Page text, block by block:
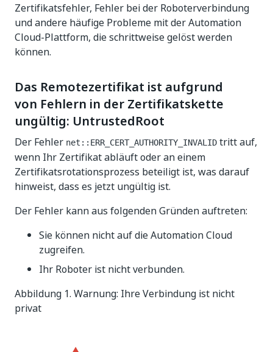
Zertifikatsfehler, Fehler bei der Roboterverbindung
und andere häufige Probleme mit der Automation
Cloud-Plattform, die schrittweise gelöst werden
können.
Das Remotezertifikat ist aufgrund
von Fehlern in der Zertifikatskette
ungültig: UntrustedRoot
Der Fehler net::ERR_CERT_AUTHORITY_INVALID tritt auf,
wenn Ihr Zertifikat abläuft oder an einem
Zertifikatsrotationsprozess beteiligt ist, was darauf
hinweist, dass es jetzt ungültig ist.
Der Fehler kann aus folgenden Gründen auftreten:
Sie können nicht auf die Automation Cloud
zugreifen.
Ihr Roboter ist nicht verbunden.
Abbildung 1. Warnung: Ihre Verbindung ist nicht
privat